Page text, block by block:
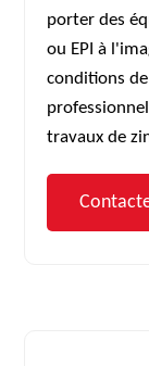
porter des
ou EPI à
conditions
travaux de